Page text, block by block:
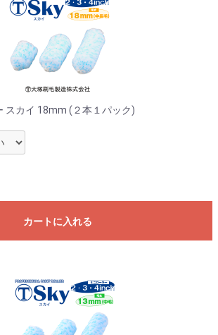
スカイ 18mm (２本１パック)
カートに入れる